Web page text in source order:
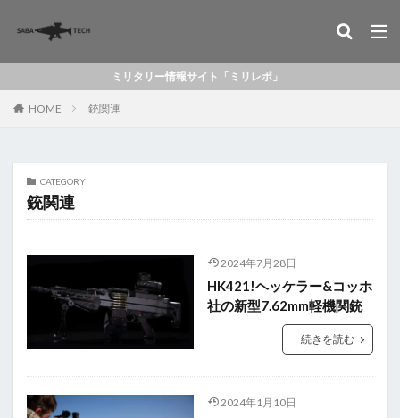
ミリタリー情報サイト「ミリレポ」
HOME 銃関連
CATEGORY
銃関連
2024年7月28日
HK421!ヘッケラー&コッホ
社の新型7.62mm軽機関銃
続きを読む
2024年1月10日